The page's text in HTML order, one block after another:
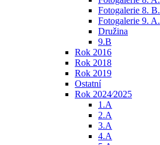
Fotogalerie 8. B.
Fotogalerie 9. A.
Družina
9.B
Rok 2016
Rok 2018
Rok 2019
Ostatní
Rok 2024⁄2025
1.A
2.A
3.A
4.A